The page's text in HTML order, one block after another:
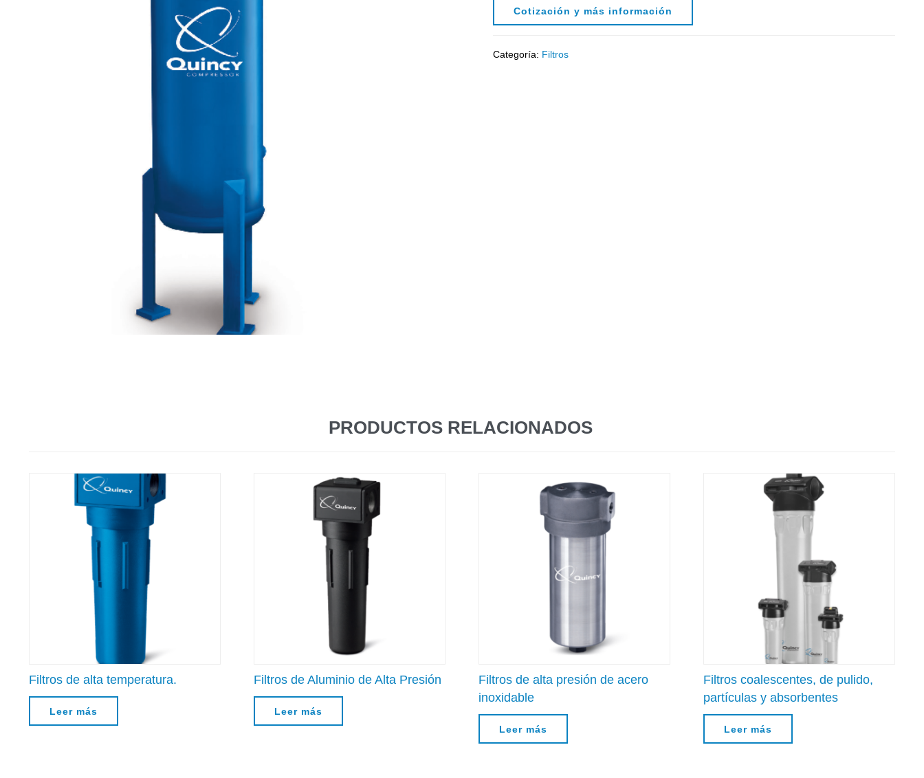
Cotización y más información
Categoría: Filtros
PRODUCTOS RELACIONADOS
Filtros de alta temperatura.
Leer más
Filtros de Aluminio de Alta Presión
Leer más
Filtros de alta presión de acero
inoxidable
Leer más
Filtros coalescentes, de pulido,
partículas y absorbentes
Leer más